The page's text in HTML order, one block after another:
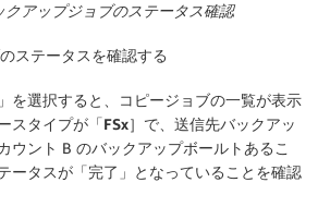
クアップジョブのステータス確認
ステータスを確認する
」を選択すると、コピージョブの一覧が表示
スタイプが「FSx］で、送信先バックアッ
ウント B のバックアップボールトあるこ
ータスが「完了 」となっていることを確認